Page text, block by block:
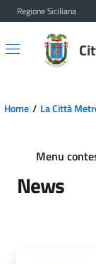
Vai al contenuto
Vai al menu
Regione Siciliana
Home La Città
Menu
News